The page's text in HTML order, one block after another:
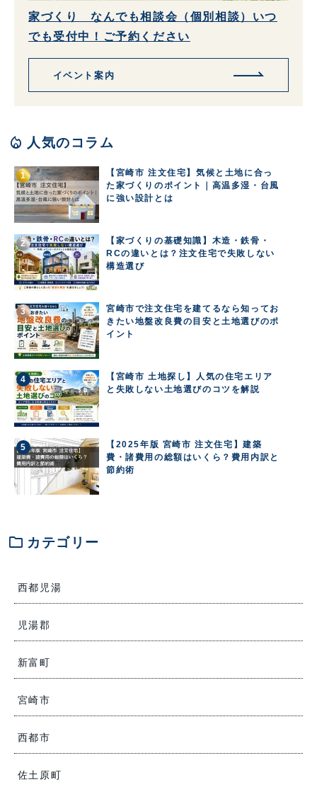
家づくり なんでも相談会（個別相談）いつ
でも受付中！ご予約ください
イベント案内
local_fire_department 人気のコラム
【宮崎市 注文住宅】気候と土地に合っ
た家づくりのポイント｜高温多湿・台風
に強い設計とは
【家づくりの基礎知識】木造・鉄骨・
RCの違いとは？注文住宅で失敗しない
構造選び
宮崎市で注文住宅を建てるなら知ってお
きたい地盤改良費の目安と土地選びのポ
イント
【宮崎市 土地探し】人気の住宅エリア
と失敗しない土地選びのコツを解説
【2025年版 宮崎市 注文住宅】建築
費・諸費用の総額はいくら？費用内訳と
節約術
folder カテゴリー
西都児湯
児湯郡
新富町
宮崎市
西都市
佐土原町